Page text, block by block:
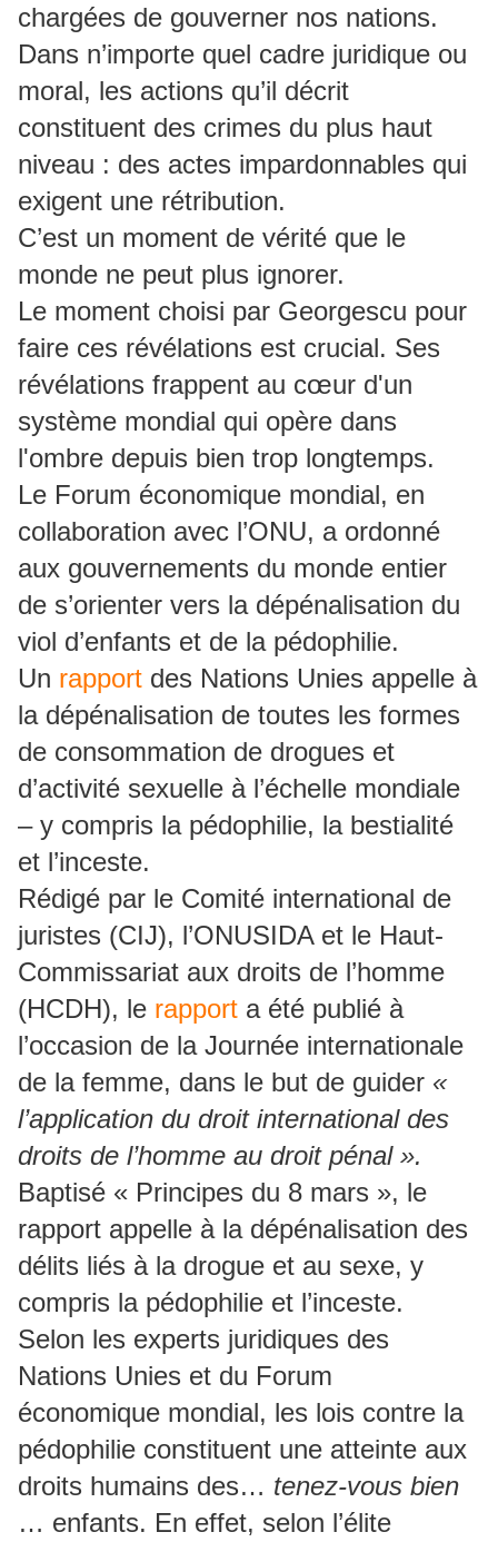
chargées de gouverner nos nations.
Dans n’importe quel cadre juridique ou
moral, les actions qu’il décrit
constituent des crimes du plus haut
niveau : des actes impardonnables qui
exigent une rétribution.
C’est un moment de vérité que le
monde ne peut plus ignorer.
Le moment choisi par Georgescu pour
faire ces révélations est crucial. Ses
révélations frappent au cœur d'un
système mondial qui opère dans
l'ombre depuis bien trop longtemps.
Le Forum économique mondial, en
collaboration avec l’ONU, a ordonné
aux gouvernements du monde entier
de s’orienter vers la dépénalisation du
viol d’enfants et de la pédophilie.
Un rapport des Nations Unies appelle à
la dépénalisation de toutes les formes
de consommation de drogues et
d’activité sexuelle à l’échelle mondiale
– y compris la pédophilie, la bestialité
et l’inceste.
Rédigé par le Comité international de
juristes (CIJ), l’ONUSIDA et le Haut-
Commissariat aux droits de l’homme
(HCDH), le rapport a été publié à
l’occasion de la Journée internationale
de la femme, dans le but de guider «
l’application du droit international des
droits de l’homme au droit pénal ».
Baptisé « Principes du 8 mars », le
rapport appelle à la dépénalisation des
délits liés à la drogue et au sexe, y
compris la pédophilie et l’inceste.
Selon les experts juridiques des
Nations Unies et du Forum
économique mondial, les lois contre la
pédophilie constituent une atteinte aux
droits humains des… tenez-vous bien
… enfants. En effet, selon l’élite